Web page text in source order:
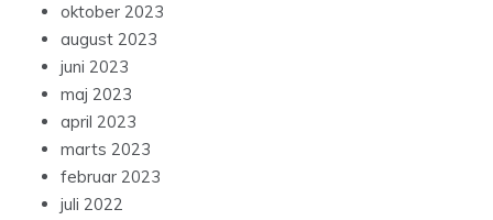
oktober 2023
august 2023
juni 2023
maj 2023
april 2023
marts 2023
februar 2023
juli 2022